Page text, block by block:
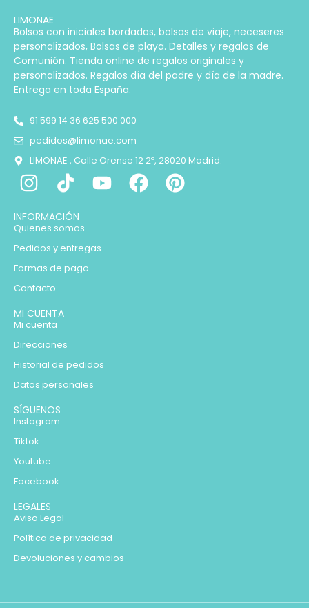
LIMONAE
Bolsos con iniciales bordadas, bolsas de viaje, neceseres
personalizados, Bolsas de playa. Detalles y regalos de
Comunión. Tienda online de regalos originales y
personalizados. Regalos día del padre y día de la madre.
Entrega en toda España.
91 599 14 36 625 500 000
pedidos@limonae.com
LIMONAE , Calle Orense 12 2º, 28020 Madrid.
INFORMACIÓN
Quienes somos
Pedidos y entregas
Formas de pago
Contacto
MI CUENTA
Mi cuenta
Direcciones
Historial de pedidos
Datos personales
SÍGUENOS
Instagram
Tiktok
Youtube
Facebook
LEGALES
Aviso Legal
Política de privacidad
Devoluciones y cambios